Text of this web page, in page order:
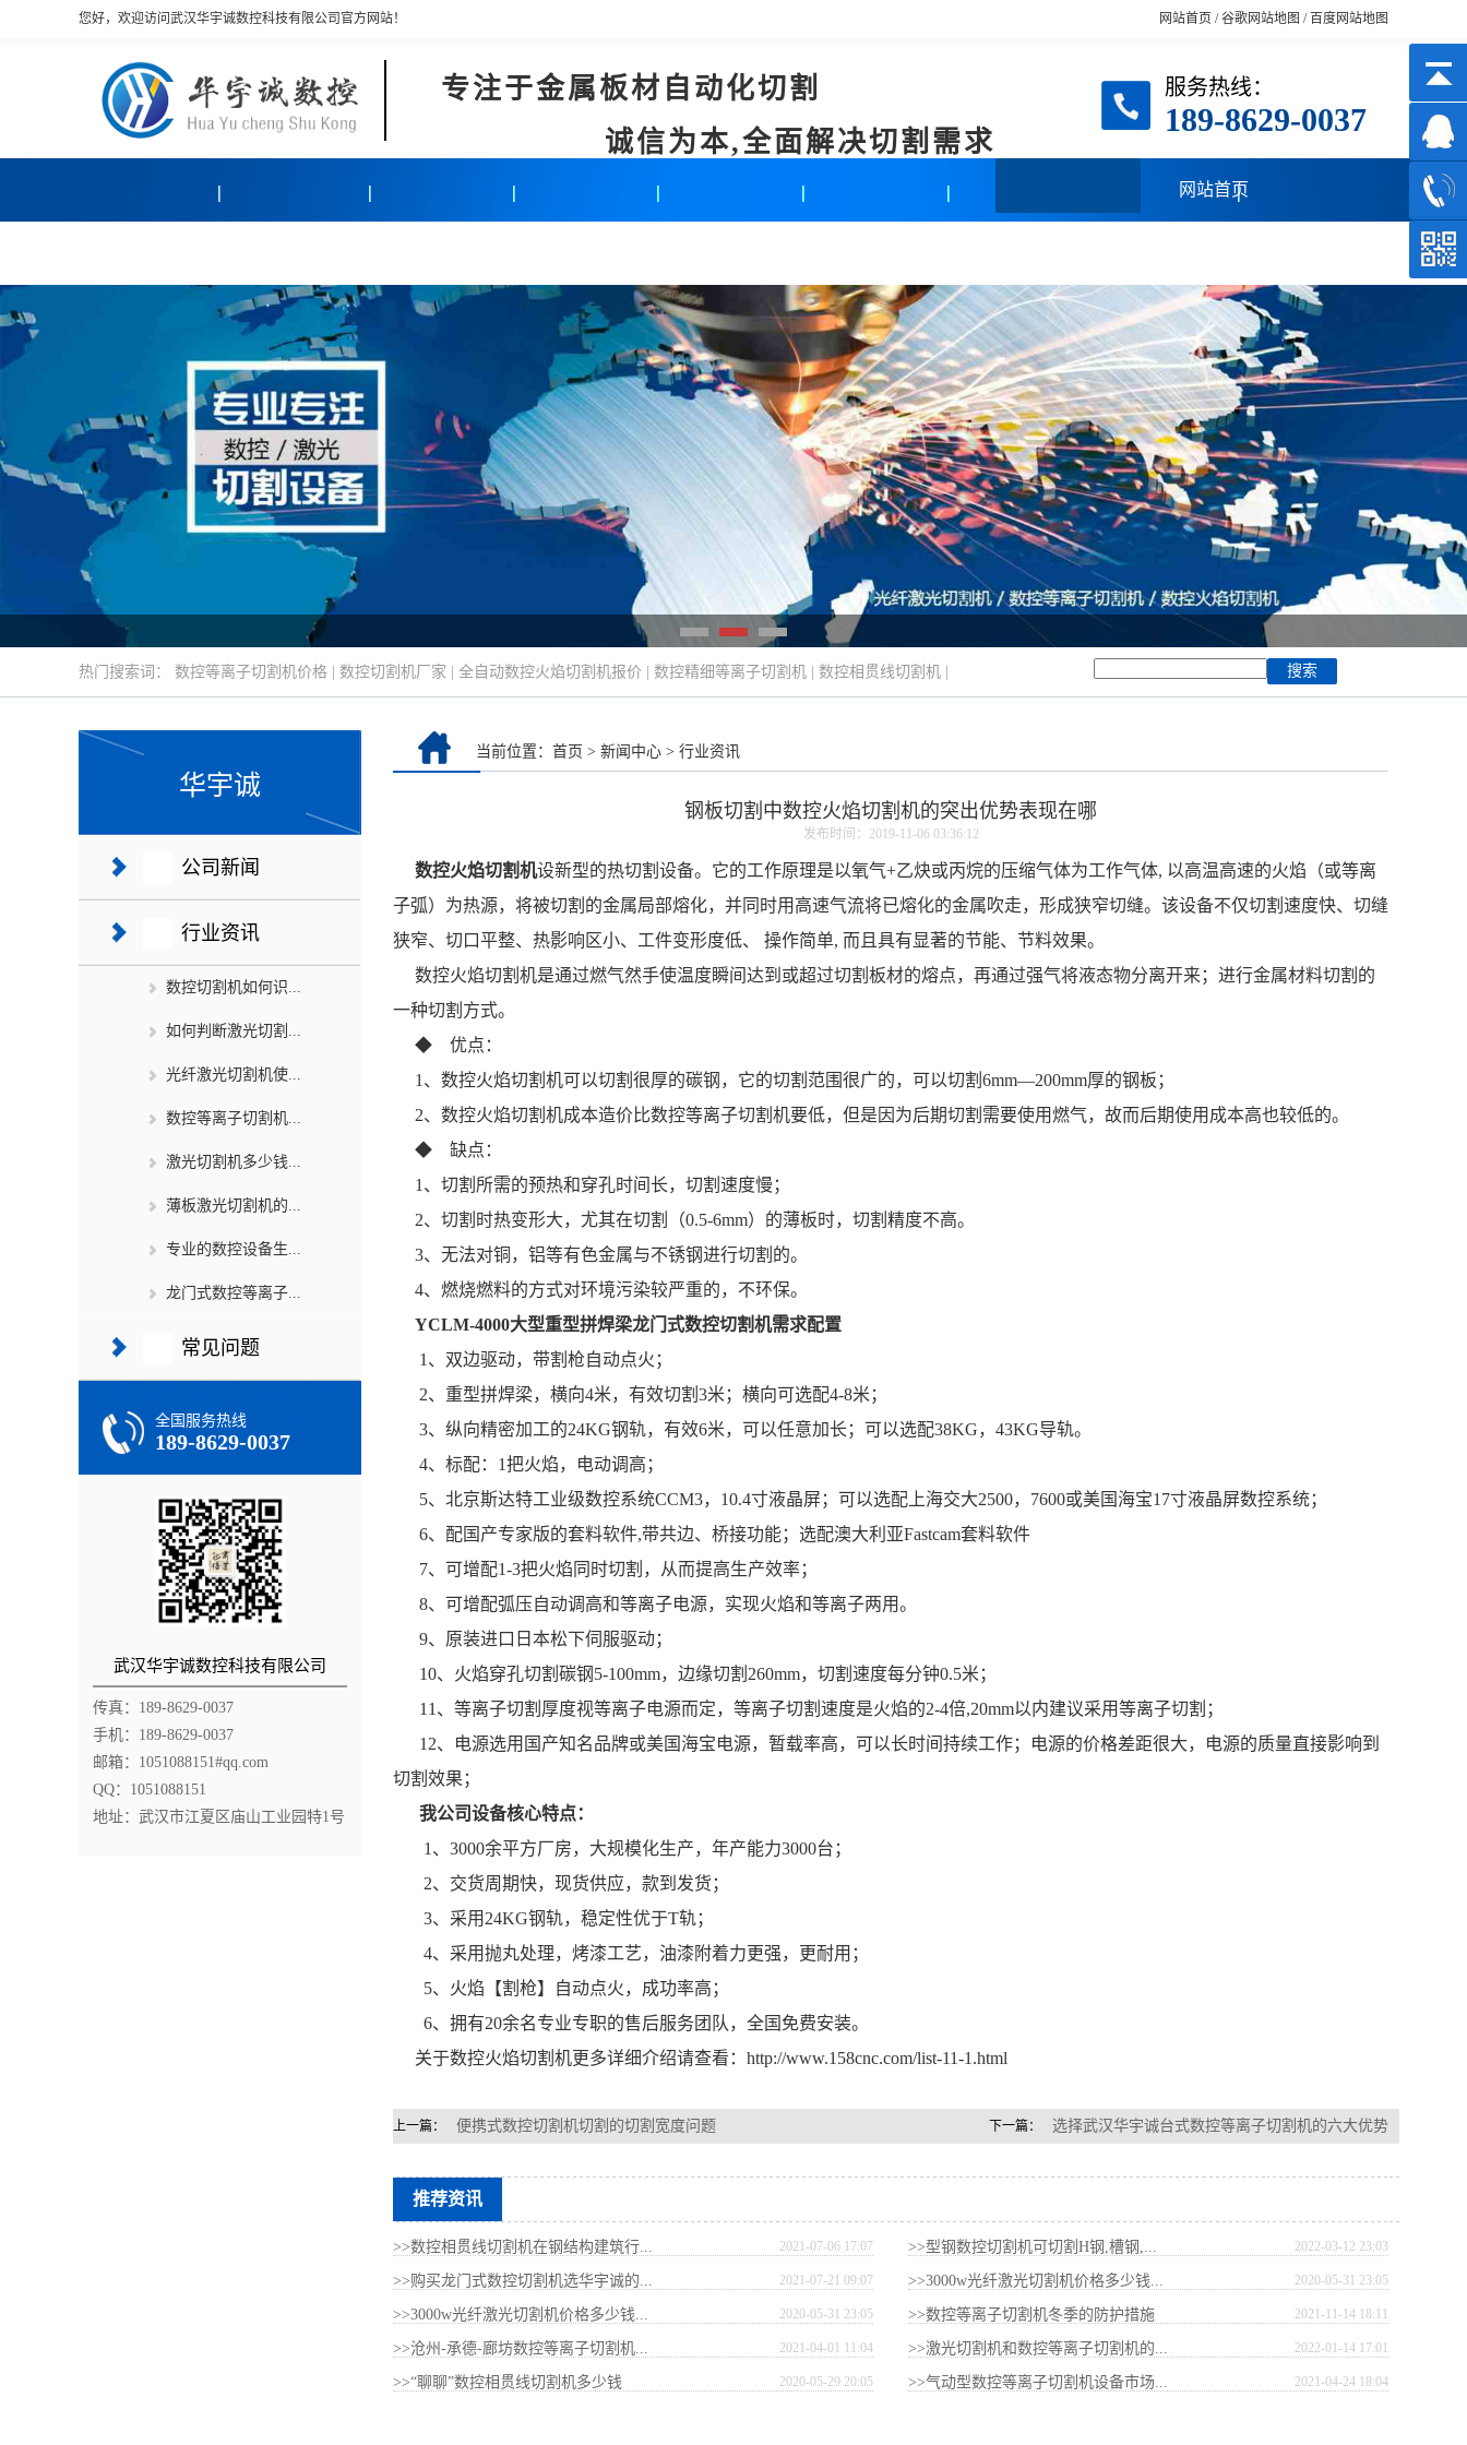
您好，欢迎访问武汉华宇诚数控科技有限公司官方网站！ 网站首页 /谷歌网站地图 / 百度网站地图
专注于金属板材自动化切割
诚信为本,全面解决切割需求
服务热线：
189-8629-0037
网站首页
热门搜索词： 数控等离子切割机价格 数控切割机厂家 全自动数控火焰切割机报价 数控精细等离子切割机 数控相贯线切割机
华宇诚
公司新闻
行业资讯
数控切割机如何识...
如何判断激光切割...
光纤激光切割机使...
数控等离子切割机...
激光切割机多少钱...
薄板激光切割机的...
专业的数控设备生...
龙门式数控等离子...
常见问题
全国服务热线
189-8629-0037
武汉华宇诚数控科技有限公司
传真：189-8629-0037
手机：189-8629-0037
邮箱：1051088151#qq.com
QQ：1051088151
地址：武汉市江夏区庙山工业园特1号
当前位置： 首页 > 新闻中心 > 行业资讯
钢板切割中数控火焰切割机的突出优势表现在哪
发布时间：2019-11-06 03:36:12
数控火焰切割机设新型的热切割设备。它的工作原理是以氧气+乙炔或丙烷的压缩气体为工作气体, 以高温高速的火焰（或等离
子弧）为热源，将被切割的金属局部熔化，并同时用高速气流将已熔化的金属吹走，形成狭窄切缝。该设备不仅切割速度快、切缝
狭窄、切口平整、热影响区小、工件变形度低、 操作简单, 而且具有显著的节能、节料效果。
数控火焰切割机是通过燃气然手使温度瞬间达到或超过切割板材的熔点，再通过强气将液态物分离开来；进行金属材料切割的
一种切割方式。
◆ 优点：
1、数控火焰切割机可以切割很厚的碳钢，它的切割范围很广的，可以切割6mm—200mm厚的钢板；
2、数控火焰切割机成本造价比数控等离子切割机要低，但是因为后期切割需要使用燃气，故而后期使用成本高也较低的。
◆ 缺点：
1、切割所需的预热和穿孔时间长，切割速度慢；
2、切割时热变形大，尤其在切割（0.5-6mm）的薄板时，切割精度不高。
3、无法对铜，铝等有色金属与不锈钢进行切割的。
4、燃烧燃料的方式对环境污染较严重的，不环保。
YCLM-4000大型重型拼焊梁龙门式数控切割机需求配置
1、双边驱动，带割枪自动点火；
2、重型拼焊梁，横向4米，有效切割3米；横向可选配4-8米；
3、纵向精密加工的24KG钢轨，有效6米，可以任意加长；可以选配38KG，43KG导轨。
4、标配：1把火焰，电动调高；
5、北京斯达特工业级数控系统CCM3，10.4寸液晶屏；可以选配上海交大2500，7600或美国海宝17寸液晶屏数控系统；
6、配国产专家版的套料软件,带共边、桥接功能；选配澳大利亚Fastcam套料软件
7、可增配1-3把火焰同时切割，从而提高生产效率；
8、可增配弧压自动调高和等离子电源，实现火焰和等离子两用。
9、原装进口日本松下伺服驱动；
10、火焰穿孔切割碳钢5-100mm，边缘切割260mm，切割速度每分钟0.5米；
11、等离子切割厚度视等离子电源而定，等离子切割速度是火焰的2-4倍,20mm以内建议采用等离子切割；
12、电源选用国产知名品牌或美国海宝电源，暂载率高，可以长时间持续工作；电源的价格差距很大，电源的质量直接影响到
切割效果；
我公司设备核心特点：
1、3000余平方厂房，大规模化生产，年产能力3000台；
2、交货周期快，现货供应，款到发货；
3、采用24KG钢轨，稳定性优于T轨；
4、采用抛丸处理，烤漆工艺，油漆附着力更强，更耐用；
5、火焰【割枪】自动点火，成功率高；
6、拥有20余名专业专职的售后服务团队，全国免费安装。
关于数控火焰切割机更多详细介绍请查看： http://www.158cnc.com/list-11-1.html
上一篇： 便携式数控切割机切割的切割宽度问题 下一篇： 选择武汉华宇诚台式数控等离子切割机的六大优势
推荐资讯
>>数控相贯线切割机在钢结构建筑行... 2021-07-06 17:07
>>购买龙门式数控切割机选华宇诚的... 2021-07-21 09:07
>>3000w光纤激光切割机价格多少钱... 2020-05-31 23:05
>>沧州-承德-廊坊数控等离子切割机... 2021-04-01 11:04
>>“聊聊”数控相贯线切割机多少钱 2020-05-29 20:05
>>型钢数控切割机可切割H钢,槽钢,... 2022-03-12 23:03
>>3000w光纤激光切割机价格多少钱... 2020-05-31 23:05
>>数控等离子切割机冬季的防护措施 2021-11-14 18:11
>>激光切割机和数控等离子切割机的... 2022-01-14 17:01
>>气动型数控等离子切割机设备市场... 2021-04-24 18:04